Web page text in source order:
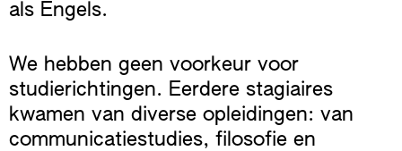
als Engels.
We hebben geen voorkeur voor
studierichtingen. Eerdere stagiaires
kwamen van diverse opleidingen: van
communicatiestudies, filosofie en